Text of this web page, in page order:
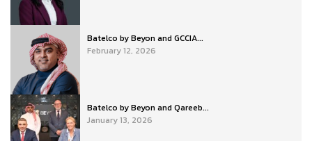
Batelco by Beyon and GCCIA...
February 12, 2026
Batelco by Beyon and Qareeb...
January 13, 2026